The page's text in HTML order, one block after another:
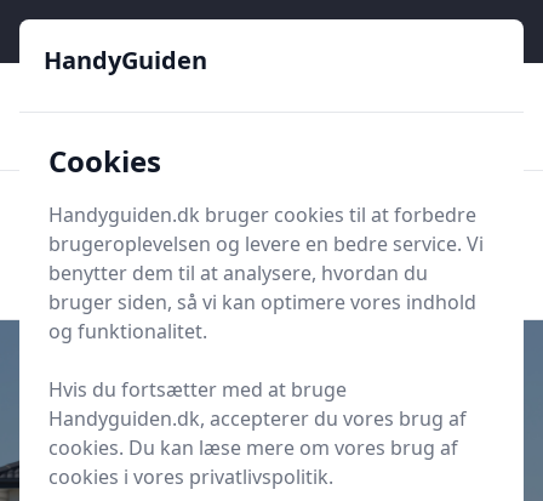
HandyGuiden
Søg nu
Søg nu
Udgivet iHandyGuiden.dk's Hus & Have-Univers
Sådan optimeres hjemmets
HandyGuiden
Cookies
Handyguiden.dk bruger cookies til at forbedre
brugeroplevelsen og levere en bedre service. Vi
benytter dem til at analysere, hvordan du
bruger siden, så vi kan optimere vores indhold
og funktionalitet.
Hvis du fortsætter med at bruge
Handyguiden.dk, accepterer du vores brug af
cookies. Du kan læse mere om vores brug af
cookies i vores privatlivspolitik.